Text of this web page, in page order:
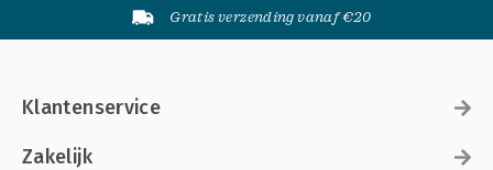
Gratis verzending vanaf €20
Klantenservice
Zakelijk